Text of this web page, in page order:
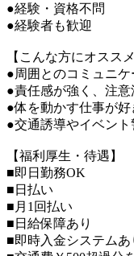
●経験・資格不問
●経験者も歓迎
【こんな方にオススメ
●周囲とのコミュニ
●責任感が強く、注意
●体を動かす仕事が好
●交通誘導やイベン
【福利厚生・待遇】
■即日勤務OK
■日払い
■月1回払い
■日給保障あり
■即時入金システムあ